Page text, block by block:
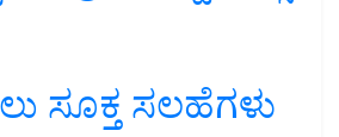
ಸೂಕ್ತ ಸಲಹೆಗಳು